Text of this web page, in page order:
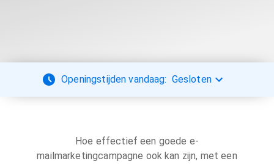
Openingstijden vandaag: Gesloten
Hoe effectief een goede e-
mailmarketingcampagne ook kan zijn, met een